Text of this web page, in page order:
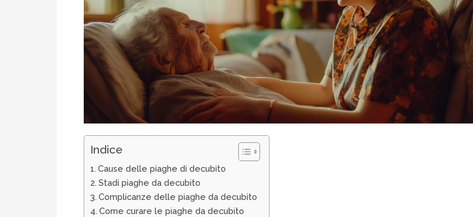
Indice
Cause delle piaghe di decubito
Stadi piaghe da decubito
Complicanze delle piaghe da decubito
Come curare le piaghe da decubito